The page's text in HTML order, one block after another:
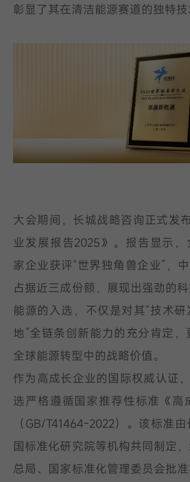
彰显了其在清洁能源赛道的独特技
大会期间，长城战略咨询正式发
业发展报告2025》。报告显示，
家企业获评“世界独角兽企业”，
占据近三成份额，展现出强劲的
能源的入选，不仅是对其“技术
地”全链条创新能力的充分肯定
全球能源转型中的战略价值。
作为高成长企业的国际权威认证
选严格遵循国家推荐性标准《高
（GB/T41464-2022）。该标准
国标准化研究院等机构共同制定
总局、国家标准化管理委员会批